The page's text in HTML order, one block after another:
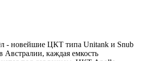
- новейшие ЦКТ типа Unitank и Snub
Австралии, каждая емкость